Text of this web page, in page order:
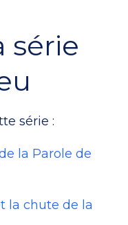
série
série :
la Parole de
la chute de la